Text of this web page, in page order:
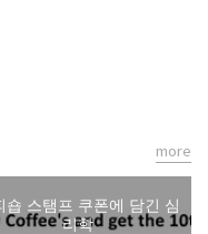
숍 스탬프 쿠폰에 담긴 심
리학
more